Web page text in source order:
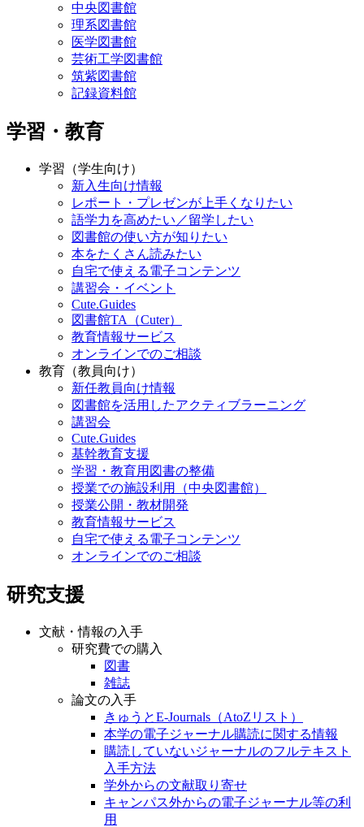
中央図書館
理系図書館
医学図書館
芸術工学図書館
筑紫図書館
記録資料館
学習・教育
学習（学生向け）
新入生向け情報
レポート・プレゼンが上手くなりたい
語学力を高めたい／留学したい
図書館の使い方が知りたい
本をたくさん読みたい
自宅で使える電子コンテンツ
講習会・イベント
Cute.Guides
図書館TA（Cuter）
教育情報サービス
オンラインでのご相談
教育（教員向け）
新任教員向け情報
図書館を活用したアクティブラーニング
講習会
Cute.Guides
基幹教育支援
学習・教育用図書の整備
授業での施設利用（中央図書館）
授業公開・教材開発
教育情報サービス
自宅で使える電子コンテンツ
オンラインでのご相談
研究支援
文献・情報の入手
研究費での購入
図書
雑誌
論文の入手
きゅうとE-Journals（AtoZリスト）
本学の電子ジャーナル購読に関する情報
購読していないジャーナルのフルテキスト
入手方法
学外からの文献取り寄せ
キャンパス外からの電子ジャーナル等の利
用